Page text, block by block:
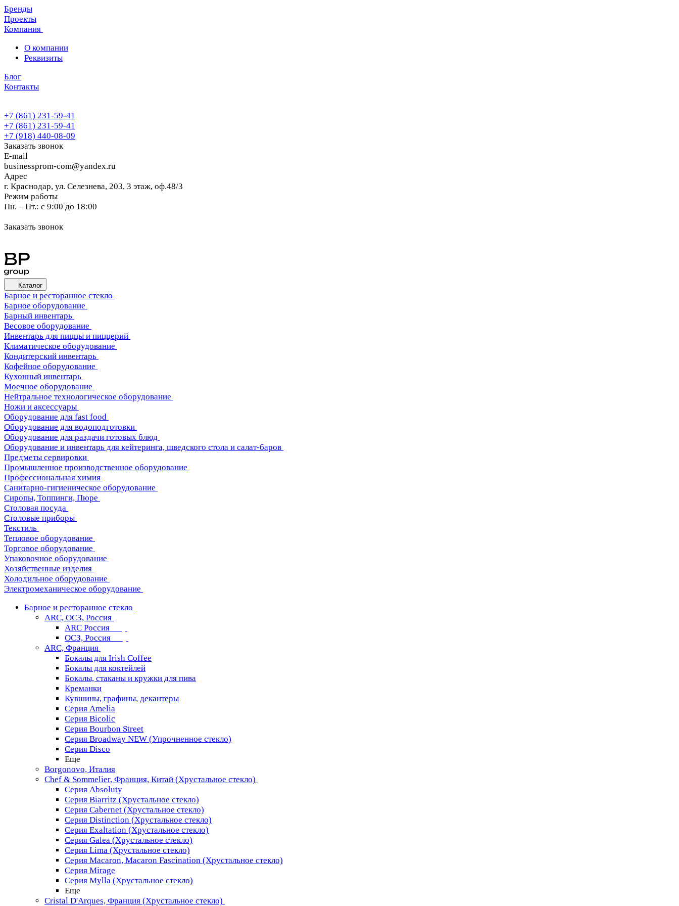
Бренды
Проекты
Компания
О компании
Реквизиты
Блог
Контакты
+7 (861) 231-59-41
+7 (861) 231-59-41
+7 (918) 440-08-09
Заказать звонок
E-mail
businessprom-com@yandex.ru
Адрес
г. Краснодар, ул. Селезнева, 203, 3 этаж, оф.48/3
Режим работы
Пн. – Пт.: с 9:00 до 18:00
Заказать звонок
Каталог
Барное и ресторанное стекло
Барное оборудование
Барный инвентарь
Весовое оборудование
Инвентарь для пиццы и пиццерий
Климатическое оборудование
Кондитерский инвентарь
Кофейное оборудование
Кухонный инвентарь
Моечное оборудование
Нейтральное технологическое оборудование
Ножи и аксессуары
Оборудование для fast food
Оборудование для водоподготовки
Оборудование для раздачи готовых блюд
Оборудование и инвентарь для кейтеринга, шведского стола и салат-баров
Предметы сервировки
Промышленное производственное оборудование
Профессиональная химия
Санитарно-гигиеническое оборудование
Сиропы, Топпинги, Пюре
Столовая посуда
Столовые приборы
Текстиль
Тепловое оборудование
Торговое оборудование
Упаковочное оборудование
Хозяйственные изделия
Холодильное оборудование
Электромеханическое оборудование
Барное и ресторанное стекло
ARC, ОСЗ, Россия
ARC Россия
ОСЗ, Россия
ARC, Франция
Бокалы для Irish Coffee
Бокалы для коктейлей
Бокалы, стаканы и кружки для пива
Креманки
Кувшины, графины, декантеры
Серия Amelia
Серия Bicolic
Серия Bourbon Street
Серия Broadway NEW (Упрочненное стекло)
Серия Disco
Еще
Borgonovo, Италия
Chef & Sommelier, Франция, Китай (Хрустальное стекло)
Серия Absoluty
Серия Biarritz (Хрустальное стекло)
Серия Cabernet (Хрустальное стекло)
Серия Distinction (Хрустальное стекло)
Серия Exaltation (Хрустальное стекло)
Серия Galea (Хрустальное стекло)
Серия Lima (Хрустальное стекло)
Серия Macaron, Macaron Fascination (Хрустальное стекло)
Серия Mirage
Серия Mylla (Хрустальное стекло)
Еще
Cristal D'Arques, Франция (Хрустальное стекло)